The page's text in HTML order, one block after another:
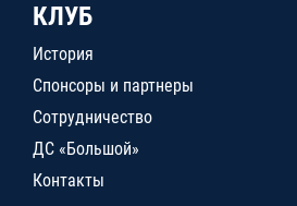
КЛУБ
История
Спонсоры и партнеры
Сотрудничество
ДС «Большой»
Контакты